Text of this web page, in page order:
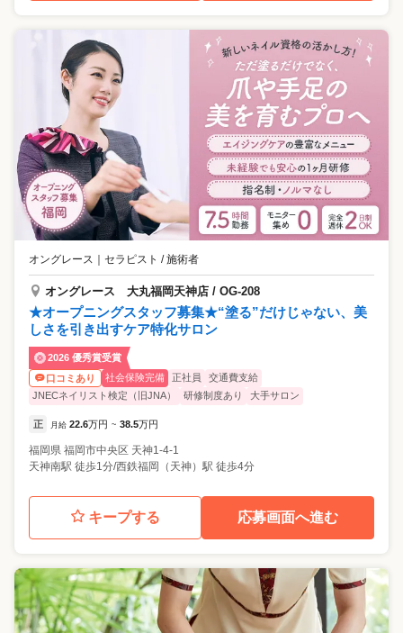
オングレース ｜ セラピスト / 施術者
オングレース 大丸福岡天神店 / OG-208
★オープニングスタッフ募集★“塗る”だけじゃない、美
しさを引き出すケア特化サロン
2026 優秀賞受賞
口コミあり
社会保険完備 正社員
交通費支給
JNECネイリスト検定（旧JNA）
研修制度あり 大手サロン
正 月給 22.6万円 ~ 38.5万円
福岡県 福岡市中央区 天神1-4-1
天神南駅 徒歩1分/西鉄福岡（天神）駅 徒歩4分
キープする 応募画面へ進む